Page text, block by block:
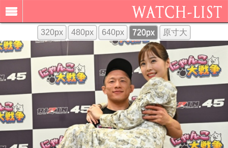
320px 480px 640px 720px 原寸大